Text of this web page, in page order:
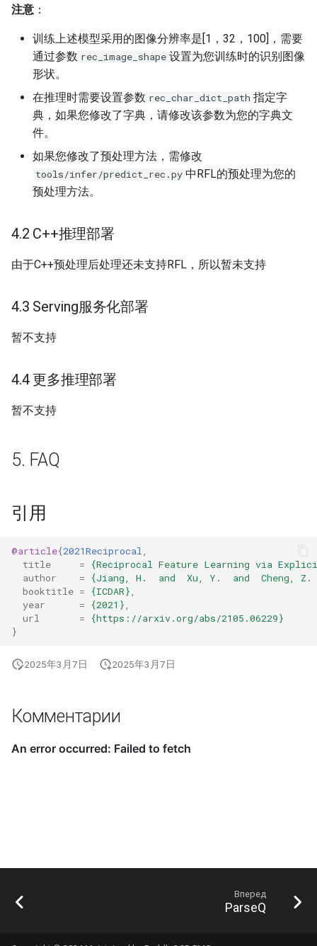
注意 ：
训练上述模型采用的图像分辨率是[1，32，100]，需要
通过参数 rec_image_shape 设置为您训练时的识别图像
形状。
在推理时需要设置参数 rec_char_dict_path 指定字
典，如果您修改了字典，请修改该参数为您的字典文
件。
如果您修改了预处理方法，需修改
tools/infer/predict_rec.py 中RFL的预处理为您的
预处理方法。
4.2 C++推理部署
由于C++预处理后处理还未支持RFL，所以暂未支持
4.3 Serving服务化部署
暂不支持
4.4 更多推理部署
暂不支持
5. FAQ
引用
@article{2021Reciprocal
title
=
{Reciprocal Feature Learning via
author
=
{Jiang, H.  and  Xu, Y.  and  Cheng,
booktitle = {ICDAR}
year
= {2021}
url
=
{https://arxiv.org/abs/2105.06229}
}
2025年3月7日 2025年3月7日
Комментарии
Вперед
ParseQ